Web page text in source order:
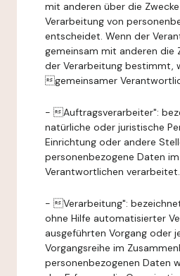
mit anderen über die
Verarbeitung von
entscheidet. Wenn der
gemeinsam mit anderen die
der Verarbeitung bestimmt,
gemeinsamer
- Auftragsverarbeiter":
natürliche oder juristische
Einrichtung oder andere
personenbezogene Daten
Verantwortlichen verarbeitet.
- Verarbeitung":
ohne Hilfe automatisierter
ausgeführten Vorgang oder
Vorgangsreihe im
personenbezogenen Daten